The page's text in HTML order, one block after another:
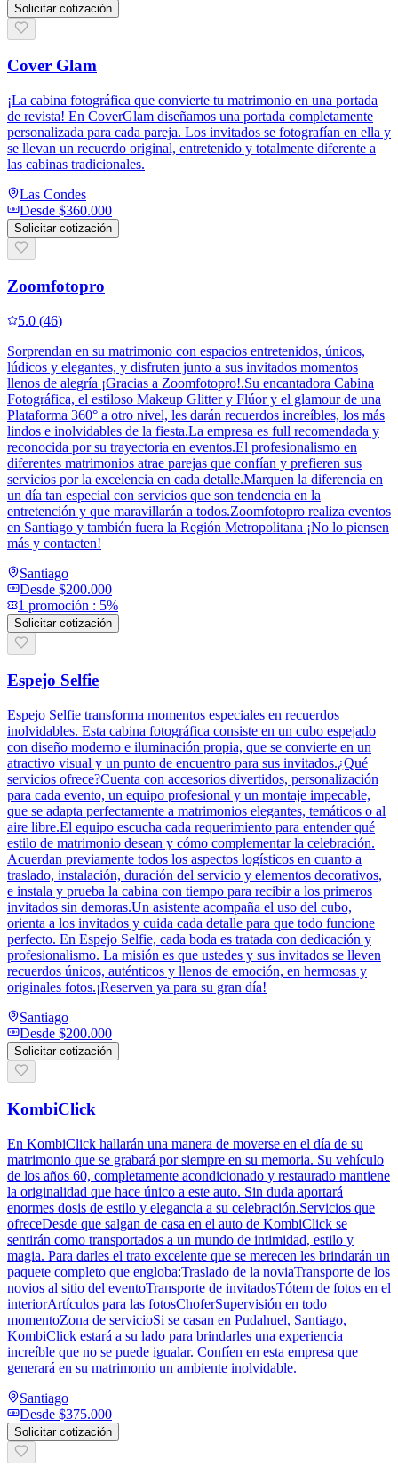
Solicitar cotización
Cover Glam
¡La cabina fotográfica que convierte tu matrimonio en una portada
de revista! En CoverGlam diseñamos una portada completamente
personalizada para cada pareja. Los invitados se fotografían en ella y
se llevan un recuerdo original, entretenido y totalmente diferente a
las cabinas tradicionales.
Las Condes
Desde $360.000
Solicitar cotización
Zoomfotopro
5.0 (46)
Sorprendan en su matrimonio con espacios entretenidos, únicos,
lúdicos y elegantes, y disfruten junto a sus invitados momentos
llenos de alegría ¡Gracias a Zoomfotopro!.Su encantadora Cabina
Fotográfica, el estiloso Makeup Glitter y Flúor y el glamour de una
Plataforma 360° a otro nivel, les darán recuerdos increíbles, los más
lindos e inolvidables de la fiesta.La empresa es full recomendada y
reconocida por su trayectoria en eventos.El profesionalismo en
diferentes matrimonios atrae parejas que confían y prefieren sus
servicios por la excelencia en cada detalle.Marquen la diferencia en
un día tan especial con servicios que son tendencia en la
entretención y que maravillarán a todos.Zoomfotopro realiza eventos
en Santiago y también fuera la Región Metropolitana ¡No lo piensen
más y contacten!
Santiago
Desde $200.000
1 promoción : 5%
Solicitar cotización
Espejo Selfie
Espejo Selfie transforma momentos especiales en recuerdos
inolvidables. Esta cabina fotográfica consiste en un cubo espejado
con diseño moderno e iluminación propia, que se convierte en un
atractivo visual y un punto de encuentro para sus invitados.¿Qué
servicios ofrece?Cuenta con accesorios divertidos, personalización
para cada evento, un equipo profesional y un montaje impecable,
que se adapta perfectamente a matrimonios elegantes, temáticos o al
aire libre.El equipo escucha cada requerimiento para entender qué
estilo de matrimonio desean y cómo complementar la celebración.
Acuerdan previamente todos los aspectos logísticos en cuanto a
traslado, instalación, duración del servicio y elementos decorativos,
e instala y prueba la cabina con tiempo para recibir a los primeros
invitados sin demoras.Un asistente acompaña el uso del cubo,
orienta a los invitados y cuida cada detalle para que todo funcione
perfecto. En Espejo Selfie, cada boda es tratada con dedicación y
profesionalismo. La misión es que ustedes y sus invitados se lleven
recuerdos únicos, auténticos y llenos de emoción, en hermosas y
originales fotos.¡Reserven ya para su gran día!
Santiago
Desde $200.000
Solicitar cotización
KombiClick
En KombiClick hallarán una manera de moverse en el día de su
matrimonio que se grabará por siempre en su memoria. Su vehículo
de los años 60, completamente acondicionado y restaurado mantiene
la originalidad que hace único a este auto. Sin duda aportará
enormes dosis de estilo y elegancia a su celebración.Servicios que
ofreceDesde que salgan de casa en el auto de KombiClick se
sentirán como transportados a un mundo de intimidad, estilo y
magia. Para darles el trato excelente que se merecen les brindarán un
paquete completo que engloba:Traslado de la noviaTransporte de los
novios al sitio del eventoTransporte de invitadosTótem de fotos en el
interiorArtículos para las fotosChoferSupervisión en todo
momentoZona de servicioSi se casan en Pudahuel, Santiago,
KombiClick estará a su lado para brindarles una experiencia
increíble que no se puede igualar. Confíen en esta empresa que
generará en su matrimonio un ambiente inolvidable.
Santiago
Desde $375.000
Solicitar cotización